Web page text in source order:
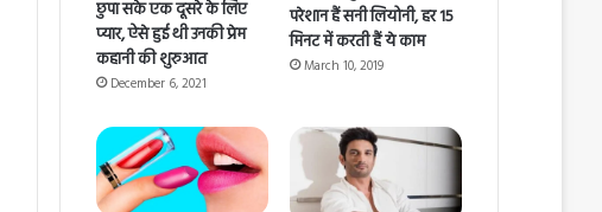
छुपा सके एक दूसरे के लिए
प्यार, ऐसे हुई थी उनकी प्रेम
कहानी की शुरुआत
December 6, 2021
परेशान हैं सनी लियोनी, हर 15
मिनट में करती हैं ये काम
March 10, 2019